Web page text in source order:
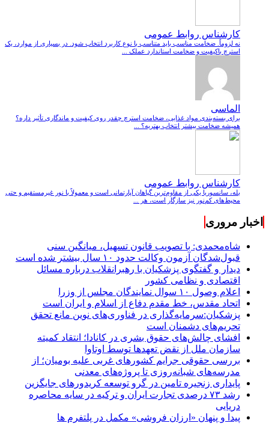
کارشناس روابط عمومی
نه لزوماً. ضخامت مناسب باید متناسب با نوع کاربرد انتخاب شود. در بسیاری از موارد، یک
استرچ باکیفیت و ضخامت استاندارد عملک ...
الماسی
برای بسته‌بندی مواد غذایی، ضخامت استرچ چقدر روی کیفیت و ماندگاری تأثیر داره؟
همیشه ضخامت بیشتر انتخاب بهتریه؟ ...
کارشناس روابط عمومی
بله، سانسوریا یکی از مقاوم‌ترین گیاهان آپارتمانی است و معمولاً با نور غیرمستقیم و حتی
محیط‌های کم‌نور نیز سازگار است، هر ...
اخبار مروری
شاه‌محمدی: با تصویب قانون تسهیل، میانگین سنی
قبول‌شدگان آزمون وکالت حدود ۱۰ سال بیشتر شده است
دیدار و گفتگوی پزشکیان با رهبرانقلاب درباره مسائل
اقتصادی و نظامی کشور
اعلام وصول ۱۰ سوال نمایندگان مجلس از وزرا
اتحاد مقدس، خط مقدم دفاع از اسلام و ایران است
پزشکیان:سرمایه‌گذاری در فناوری‌های نوین مانع تحقق
تحریم‌های دشمنان است
افشای چالش‌های حقوق بشری در کانادا؛ انتقاد کمیته
سازمان ملل از نقض تعهد‌ها توسط اوتاوا
بررسی حقوقی جرایم کشور‌های غربی علیه بومیان؛ از
مدرسه‌های شبانه‌روزی تا پروژه‌های معدنی
پایداری زنجیره تامین در گرو توسعه کریدورهای جایگزین
رشد ۷۳ درصدی تجارت ایران و ترکیه در سایه محاصره
دریایی
پیدا و پنهان «ارزان فروشی» مکمل در پلتفرم ها